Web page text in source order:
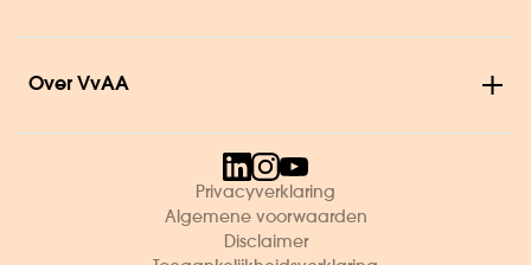
Over VvAA
Privacyverklaring
Algemene voorwaarden
Disclaimer